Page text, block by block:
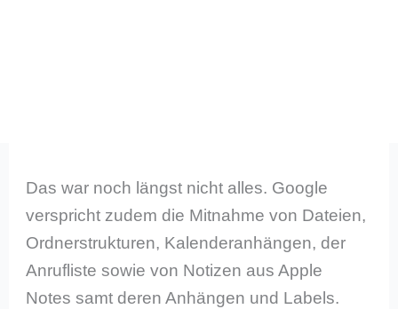
Das war noch längst nicht alles. Google
verspricht zudem die Mitnahme von Dateien,
Ordnerstrukturen, Kalenderanhängen, der
Anrufliste sowie von Notizen aus Apple
Notes samt deren Anhängen und Labels.